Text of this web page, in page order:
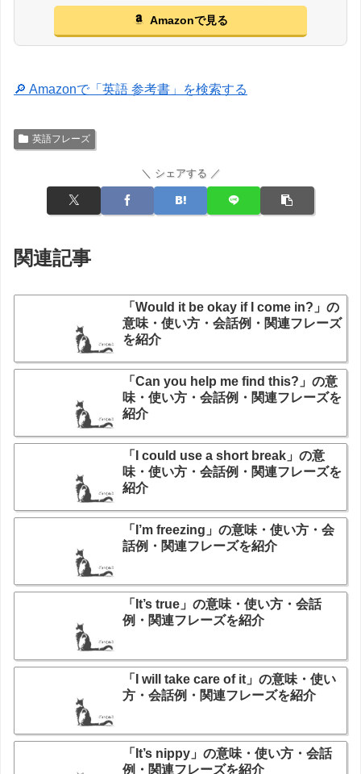
Amazonで見る
🔎 Amazonで「英語 参考書」を検索する
英語フレーズ
＼ シェアする ／
関連記事
「Would it be okay if I come in?」の
意味・使い方・会話例・関連フレーズ
を紹介
「Can you help me find this?」の意
味・使い方・会話例・関連フレーズを
紹介
「I could use a short break」の意
味・使い方・会話例・関連フレーズを
紹介
「I’m freezing」の意味・使い方・会
話例・関連フレーズを紹介
「It’s true」の意味・使い方・会話
例・関連フレーズを紹介
「I will take care of it」の意味・使い
方・会話例・関連フレーズを紹介
「It’s nippy」の意味・使い方・会話
例・関連フレーズを紹介